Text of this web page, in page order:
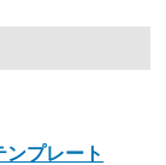
プレート